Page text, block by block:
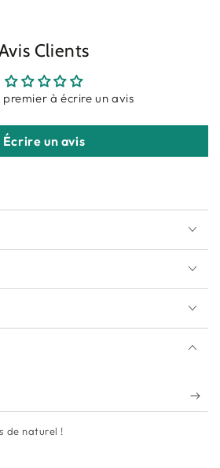
Clients
premier à écrire un avis
Écrire un avis
de naturel !